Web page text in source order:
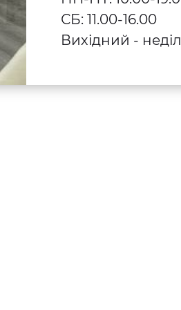
СБ: 11.00-16.00
Вихідний -